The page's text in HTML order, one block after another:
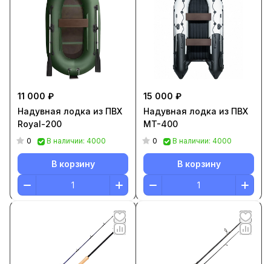
11 000 ₽
Надувная лодка из ПВХ
Royal-200
0 В наличии: 4000
В корзину
15 000 ₽
Надувная лодка из ПВХ
MT-400
0 В наличии: 4000
В корзину